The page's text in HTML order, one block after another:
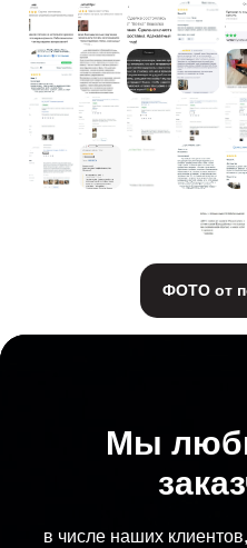
ФОТО от
Мы
в числе наших